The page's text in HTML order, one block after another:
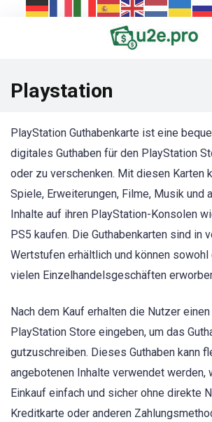
Playstation
PlayStation Guthabenkarte ist eine
digitales Guthaben für den PlayStation
oder zu verschenken. Mit diesen Karten
Spiele, Erweiterungen, Filme, Musik und
Inhalte auf ihren PlayStation-Konsolen
PS5 kaufen. Die Guthabenkarten sind in
Wertstufen erhältlich und können sowohl
vielen Einzelhandelsgeschäften
Nach dem Kauf erhalten die Nutzer
PlayStation Store eingeben, um das
gutzuschreiben. Dieses Guthaben kann
angebotenen Inhalte verwendet werden,
Einkauf einfach und sicher ohne direkte
Kreditkarte oder anderen